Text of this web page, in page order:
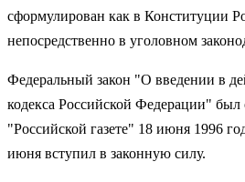
сформулирован как в Конституции
непосредственно в уголовном
Федеральный закон "О введении в
кодекса Российской Федерации" был
"Российской газете" 18 июня 1996
июня вступил в законную силу.